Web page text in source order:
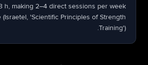
h, making 2–4 direct sessions per week
(Israetel, 'Scientific Principles of Strength
Training').